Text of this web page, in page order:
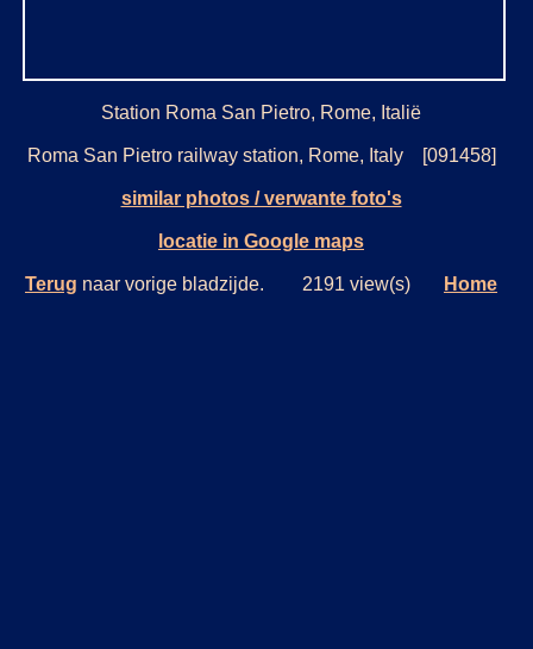
Station Roma San Pietro, Rome, Italië
Roma San Pietro railway station, Rome, Italy [091458]
similar photos / verwante foto's
locatie in Google maps
Terug naar vorige bladzijde. 2191 view(s) Home